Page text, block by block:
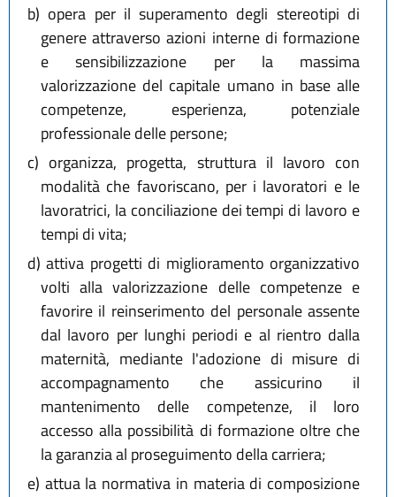
b) opera per il superamento degli stereotipi di
genere attraverso azioni interne di formazione
e sensibilizzazione per la massima
valorizzazione del capitale umano in base alle
competenze, esperienza, potenziale
professionale delle persone;
c) organizza, progetta, struttura il lavoro con
modalità che favoriscano, per i lavoratori e le
lavoratrici, la conciliazione dei tempi di lavoro e
tempi di vita;
d) attiva progetti di miglioramento organizzativo
volti alla valorizzazione delle competenze e
favorire il reinserimento del personale assente
dal lavoro per lunghi periodi e al rientro dalla
maternità, mediante l'adozione di misure di
accompagnamento che assicurino il
mantenimento delle competenze, il loro
accesso alla possibilità di formazione oltre che
la garanzia al proseguimento della carriera;
e) attua la normativa in materia di composizione